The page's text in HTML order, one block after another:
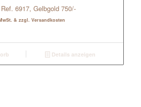
6917, Gelbgold 750/-
& zzgl. Versandkosten
Details anzeigen